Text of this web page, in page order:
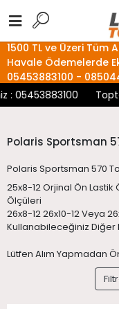
1500 TL ve Üzeri Tüm
Havale Ödemelerde
05453883100 -
Polaris Sportsman
Polaris Sportsman 570
25x8-12 Orjinal Ön Lastik
Ölçüleri
26x8-12 26x10-12 Veya
Kullanabileceğiniz Diğer
Lütfen Alım Yapmadan